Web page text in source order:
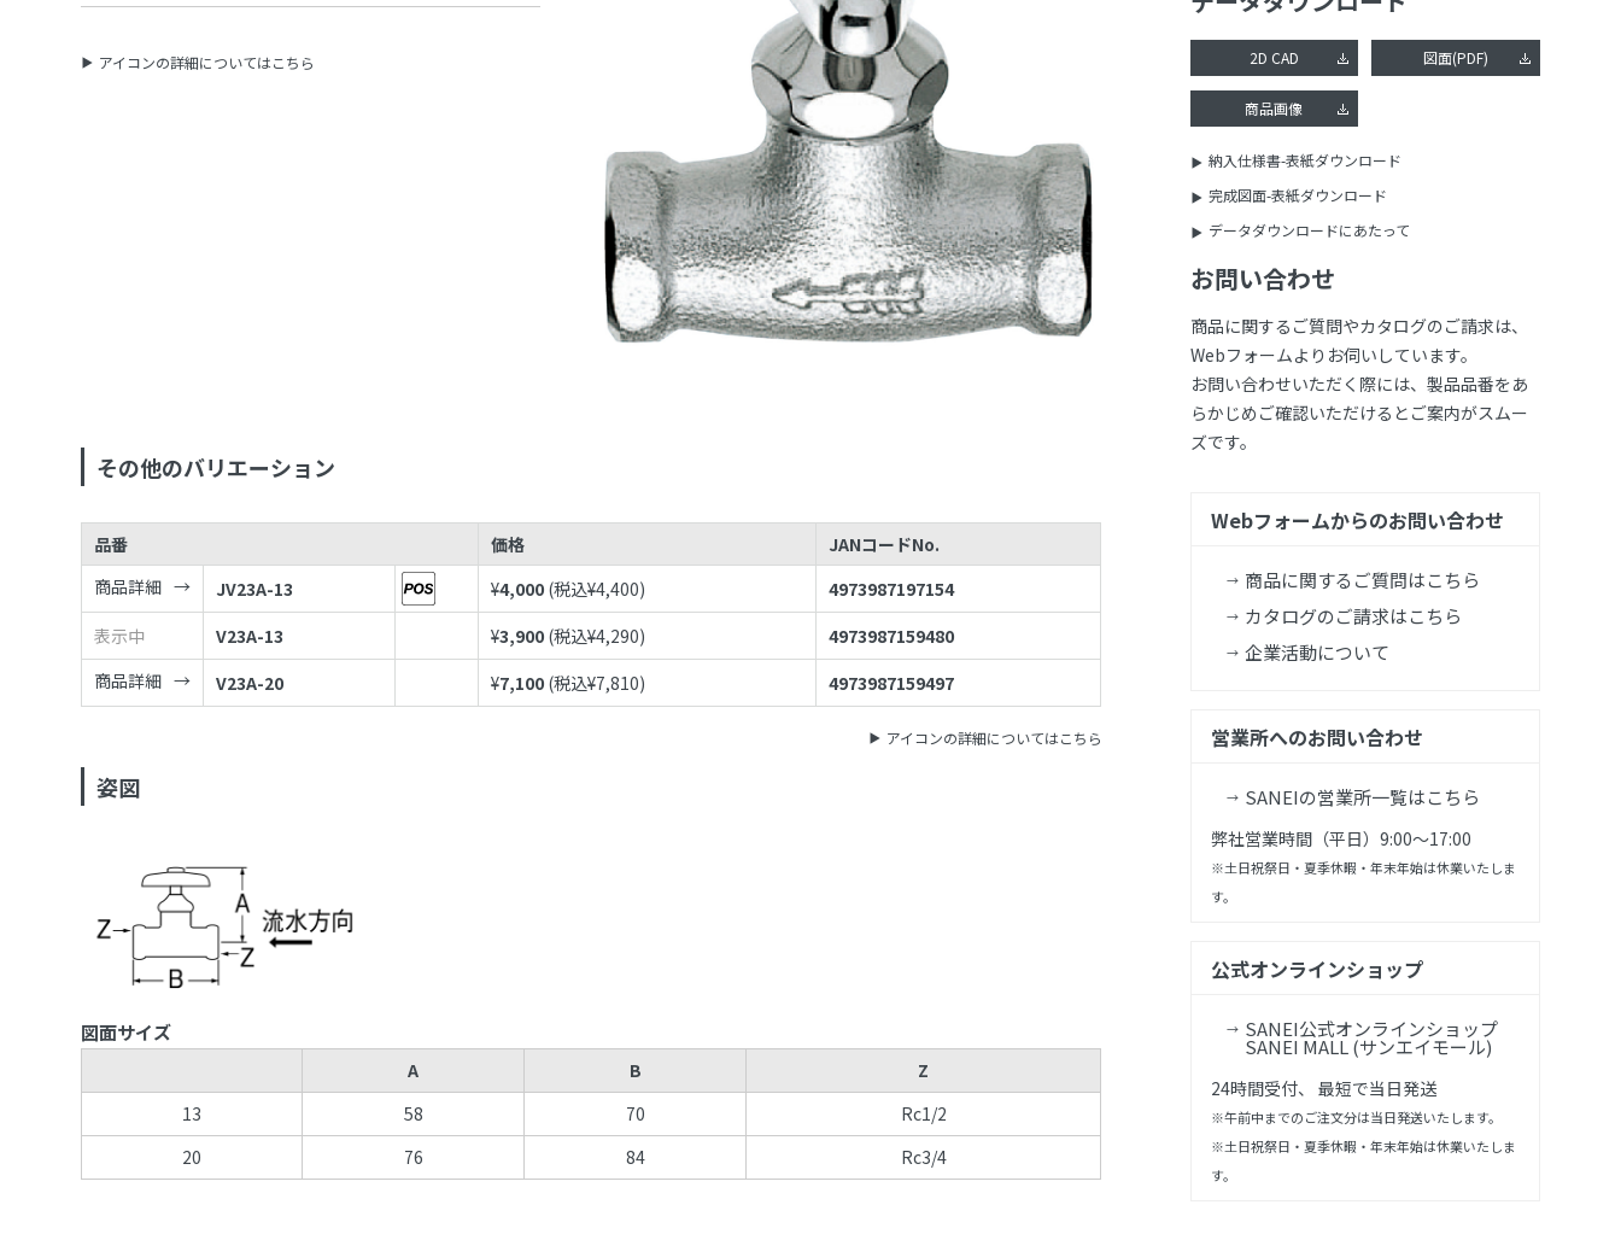
アイコンの詳細についてはこちら
その他のバリエーション
品番 価格
JANコードNo.
商品詳細
JV23A-13 ¥4,000 (税込¥4,400)
4973987197154
表示中
V23A-13 ¥3,900 (税込¥4,290)
4973987159480
商品詳細
V23A-20 ¥7,100 (税込¥7,810) 4973987159497
アイコンの詳細についてはこちら
姿図
図面サイズ
A B
Z
13
58 70
Rc1/2
20
76 84 Rc3/4
2D CAD 図面(PDF)
商品画像
納入仕様書-表紙ダウンロード
完成図面-表紙ダウンロード
データダウンロードにあたって
お問い合わせ
商品に関するご質問やカタログのご請求は、
Webフォームよりお伺いしています。
お問い合わせいただく際には、製品品番をあ
らかじめご確認いただけるとご案内がスムー
ズです。
Webフォームからのお問い合わせ
商品に関するご質問はこちら
カタログのご請求はこちら
企業活動について
営業所へのお問い合わせ
SANEIの営業所一覧はこちら
弊社営業時間（平日）9:00～17:00
※土日祝祭日・夏季休暇・年末年始は休業いたしま
す。
公式オンラインショップ
SANEI公式オンラインショップ
SANEI MALL (サンエイモール)
24時間受付、 最短で当日発送
※午前中までのご注文分は当日発送いたします。
※土日祝祭日・夏季休暇・年末年始は休業いたしま
す。